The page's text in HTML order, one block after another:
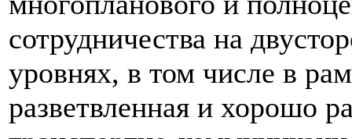
сотрудничества на
уровнях, в том числе в
разветвленная и хорошо